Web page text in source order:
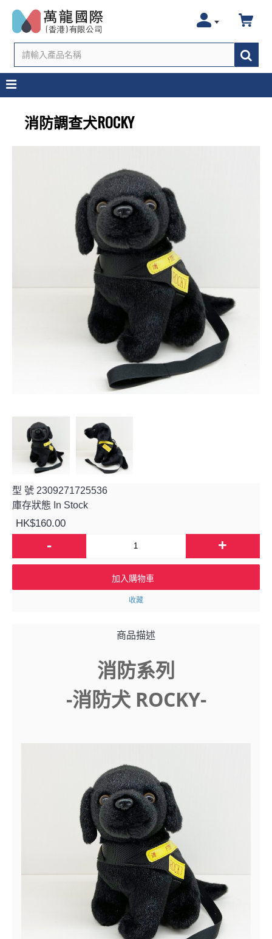
消防調查犬ROCKY
型 號 2309271725536
庫存狀態 In Stock
HK$160.00
- +
加入購物車
收藏
商品描述
消防系列
-消防犬 ROCKY-